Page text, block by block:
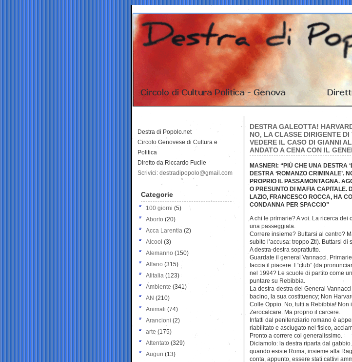
DESTRA GALEOTTA!
NO, LA CLASSE DIRIGENTE
VEDERE IL CASO DI GIANNI
ANDATO A CENA CON IL
MASNERI: “PIÙ CHE UNA DESTRA
DESTRA ‘ROMANZO CRIMINALE’.
PROPRIO IL PASSAMONTAGNA.
O PRESUNTO DI MAFIA CAPITALE.
LAZIO, FRANCESCO ROCCA, HA
CONDANNA PER SPACCIO”
A chi le primarie? A voi. La ricerca
una passeggiata.
Correre insieme? Buttarsi al centro?
subito l’accusa: troppo Ztl). Buttarsi di
A destra-destra soprattutto.
Guardate il general Vannacci.
faccia il piacere. I “club” (da
nel 1994? Le scuole di partito come
puntare su Rebibbia.
La destra-destra del General
bacino, la sua costituency; Non
Colle Oppio. No, tutti a Rebibbia!
Zerocalcare. Ma proprio il carcere.
Infatti dal penitenziario romano è
riabilitato e asciugato nel fisico,
Pronto a correre col generalissimo.
Diciamolo: la destra riparta dal
quando esiste Roma, insieme alla
conta, appunto, essere stati cattivi
Destra di Popolo.net
Circolo Genovese di Cultura e
Politica
Diretto da Riccardo Fucile
Scrivici: destradipopolo@gmail.com
Categorie
100 giorni (5)
Aborto (20)
Acca Larentia (2)
Alcool (3)
Alemanno (150)
Alfano (315)
Alitalia (123)
Ambiente (341)
AN (210)
Animali (74)
Arancioni (2)
arte (175)
Attentato (329)
Auguri (13)